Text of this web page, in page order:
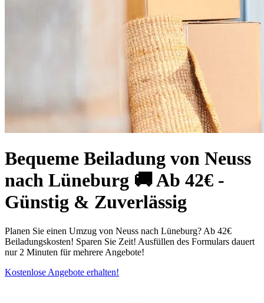
Bequeme Beiladung von Neuss
nach Lüneburg 🚚 Ab 42€ -
Günstig & Zuverlässig
Planen Sie einen Umzug von Neuss nach Lüneburg? Ab 42€
Beiladungskosten! Sparen Sie Zeit! Ausfüllen des Formulars dauert
nur 2 Minuten für mehrere Angebote!
Kostenlose Angebote erhalten!